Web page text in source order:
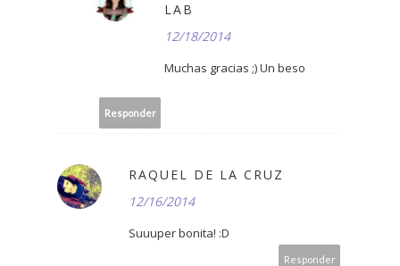
LAB
12/18/2014
Muchas gracias ;) Un beso
Responder
RAQUEL DE LA CRUZ
12/16/2014
Suuuper bonita! :D
Responder